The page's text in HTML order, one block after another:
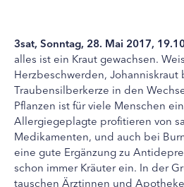
3sat, Sonntag, 28. Mai 2017,
alles ist ein Kraut gewachsen.
Herzbeschwerden, Johanniskraut
Traubensilberkerze in den
Pflanzen ist für viele Menschen
Allergiegeplagte profitieren von
Medikamenten, und auch bei
eine gute Ergänzung zu
schon immer Kräuter ein. In der
tauschen Ärztinnen und